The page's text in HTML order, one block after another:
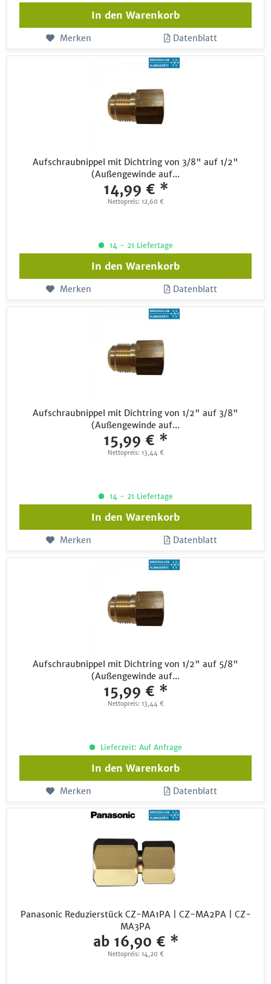
In den Warenkorb
Merken Datenblatt
Aufschraubnippel mit Dichtring von 3/8" auf 1/2"
(Außengewinde auf...
14,99 € *
Nettopreis: 12,60 €
14 - 21 Liefertage
In den Warenkorb
Merken Datenblatt
Aufschraubnippel mit Dichtring von 1/2" auf 3/8"
(Außengewinde auf...
15,99 € *
Nettopreis: 13,44 €
14 - 21 Liefertage
In den Warenkorb
Merken Datenblatt
Aufschraubnippel mit Dichtring von 1/2" auf 5/8"
(Außengewinde auf...
15,99 € *
Nettopreis: 13,44 €
Lieferzeit: Auf Anfrage
In den Warenkorb
Merken Datenblatt
Panasonic Reduzierstück CZ-MA1PA | CZ-MA2PA | CZ-
MA3PA
ab 16,90 € *
Nettopreis: 14,20 €